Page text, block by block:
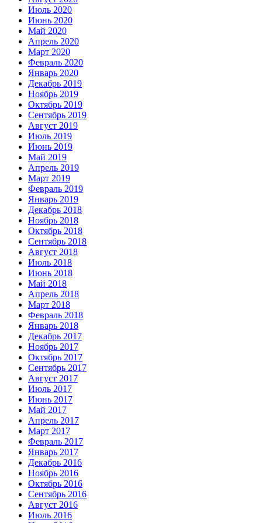
Июль 2020
Июнь 2020
Май 2020
Апрель 2020
Март 2020
Февраль 2020
Январь 2020
Декабрь 2019
Ноябрь 2019
Октябрь 2019
Сентябрь 2019
Август 2019
Июль 2019
Июнь 2019
Май 2019
Апрель 2019
Март 2019
Февраль 2019
Январь 2019
Декабрь 2018
Ноябрь 2018
Октябрь 2018
Сентябрь 2018
Август 2018
Июль 2018
Июнь 2018
Май 2018
Апрель 2018
Март 2018
Февраль 2018
Январь 2018
Декабрь 2017
Ноябрь 2017
Октябрь 2017
Сентябрь 2017
Август 2017
Июль 2017
Июнь 2017
Май 2017
Апрель 2017
Март 2017
Февраль 2017
Январь 2017
Декабрь 2016
Ноябрь 2016
Октябрь 2016
Сентябрь 2016
Август 2016
Июль 2016